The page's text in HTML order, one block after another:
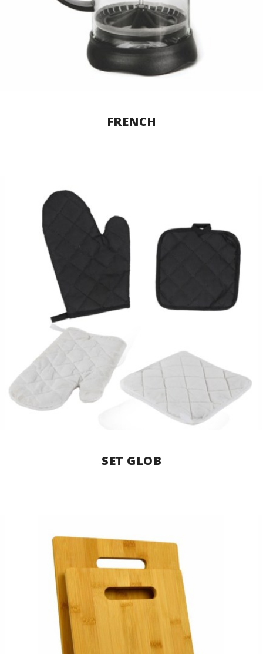
FRENCH
SET GLOB